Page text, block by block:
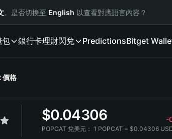
。是否切換至 English 以查看對應語言內容？
包 銀行卡理財閃兌 PredictionsBitget
價格
$0.04306 -
POPCAT 兌美元： 1 POPCAT = $0.04306